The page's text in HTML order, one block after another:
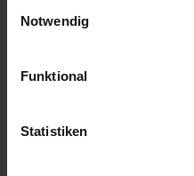
Notwendig
Funktional
Statistiken